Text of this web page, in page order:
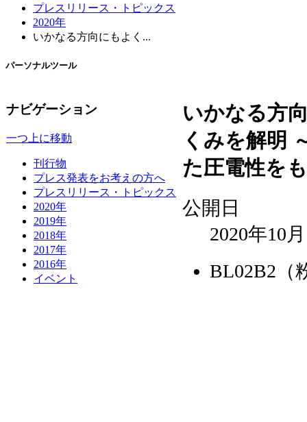
プレスリリース・トピックス
2020年
いかなる方向にもよく...
パーソナルツール
ナビゲーション
一つ上に移動
刊行物
プレス発表をお考えの方へ
プレスリリース・トピックス
2020年
2019年
2018年
2017年
2016年
イベント
いかなる方
くみを解明
た圧電性を
公開日
2020年10
BL02B2（